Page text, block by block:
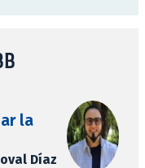
la
Díaz